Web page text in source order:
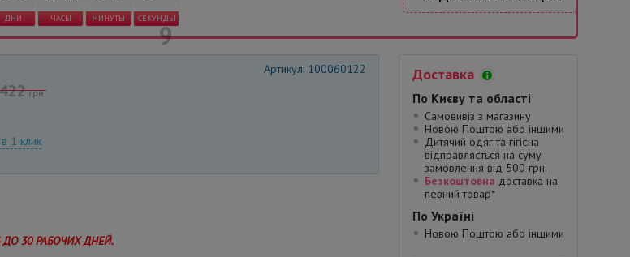
ДНИ ЧАСЫ МИНУТЫ СЕКУНДЫ
Артикул: 100060122
грн.
1 клик
ДО 30 РАБОЧИХ ДНЕЙ.
Доставка
По Києву та області
Самовивіз з магазину
Новою Поштою або іншими
Дитячий одяг та гігієна
відправляється на суму
замовлення від 500 грн.
Безкоштовна доставка на
певний товар*
По Україні
Новою Поштою або іншими